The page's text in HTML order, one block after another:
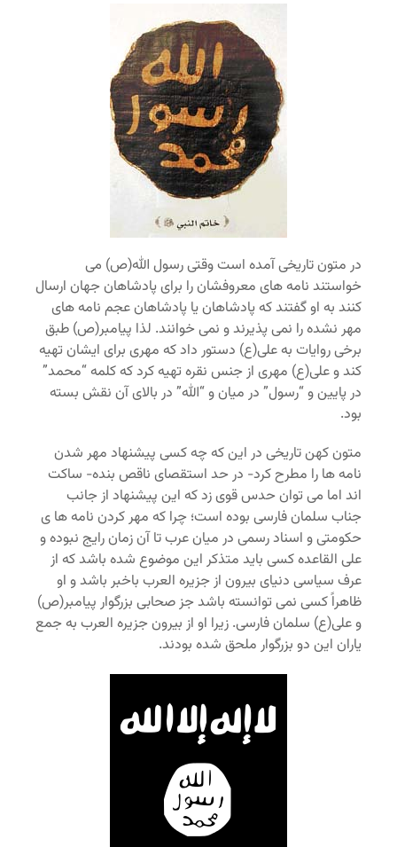
در متون تاریخی آمده است وقتی رسول الله(ص) می
خواستند نامه های معروفشان را برای پادشاهان جهان ارسال
کنند به او گفتند که پادشاهان یا پادشاهان عجم نامه های
مهر نشده را نمی پذیرند و نمی خوانند. لذا پیامبر(ص) طبق
برخی روایات به علی(ع) دستور داد که مهری برای ایشان تهیه
کند و علی(ع) مهری از جنس نقره تهیه کرد که کلمه “محمد”
در پایین و “رسول” در میان و “الله” در بالای آن نقش بسته
بود.
متون کهن تاریخی در این که چه کسی پیشنهاد مهر شدن
نامه ها را مطرح کرد- در حد استقصای ناقص بنده- ساکت
اند اما می توان حدس قوی زد که این پیشنهاد از جانب
جناب سلمان فارسی بوده است؛ چرا که مهر کردن نامه ها ی
حکومتی و اسناد رسمی در میان عرب تا آن زمان رایج نبوده و
علی القاعده کسی باید متذکر این موضوع شده باشد که از
عرف سیاسی دنیای بیرون از جزیره العرب باخبر باشد و او
ظاهراً کسی نمی توانسته باشد جز صحابی بزرگوار پیامبر(ص)
و علی(ع) سلمان فارسی. زیرا او از بیرون جزیره العرب به جمع
یاران این دو بزرگوار ملحق شده بودند.